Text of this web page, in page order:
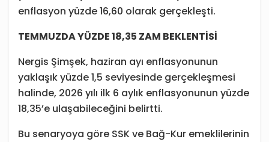
enflasyon yüzde 16,60 olarak gerçekleşti.
TEMMUZDA YÜZDE 18,35 ZAM BEKLENTİSİ
Nergis Şimşek, haziran ayı enflasyonunun
yaklaşık yüzde 1,5 seviyesinde gerçekleşmesi
halinde, 2026 yılı ilk 6 aylık enflasyonunun yüzde
18,35’e ulaşabileceğini belirtti.
Bu senaryoya göre SSK ve Bağ-Kur emeklilerinin